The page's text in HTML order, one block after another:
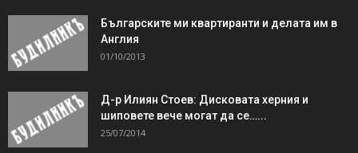
Българските ми квартиранти и делата им в
Англия
01/10/2013
Д-р Илиян Стоев: Дисковата херния и
шиповете вече могат да се…...
25/07/2014